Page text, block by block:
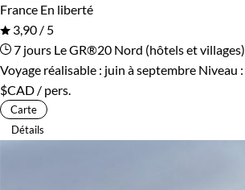
France En liberté
3,90 / 5
7 jours Le GR®20 Nord (hôtels et villages)
Voyage réalisable : juin à septembre Niveau :
$CAD / pers.
Carte
Détails